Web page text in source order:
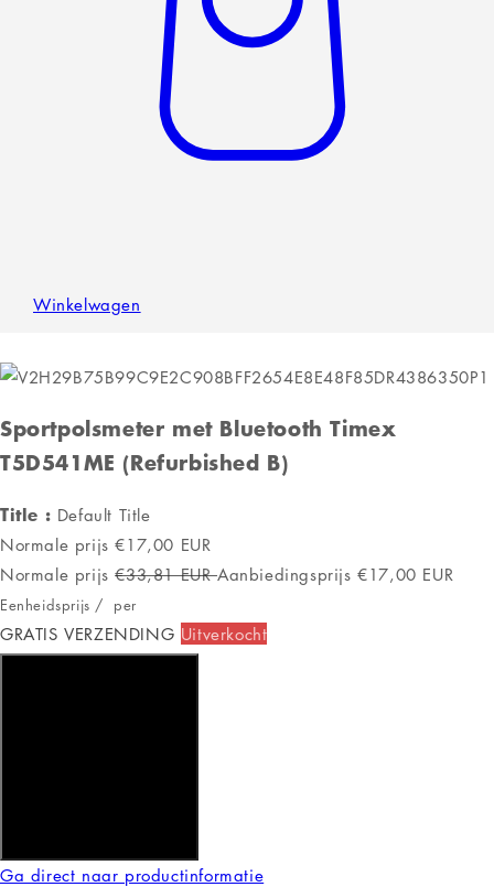
Winkelwagen
Sportpolsmeter met Bluetooth Timex
T5D541ME (Refurbished B)
Title : Default Title
Normale prijs €17,00 EUR
Normale prijs €33,81 EURAanbiedingsprijs €17,00 EUR
Eenheidsprijs / per
GRATIS VERZENDING Uitverkocht
Ga direct naar productinformatie